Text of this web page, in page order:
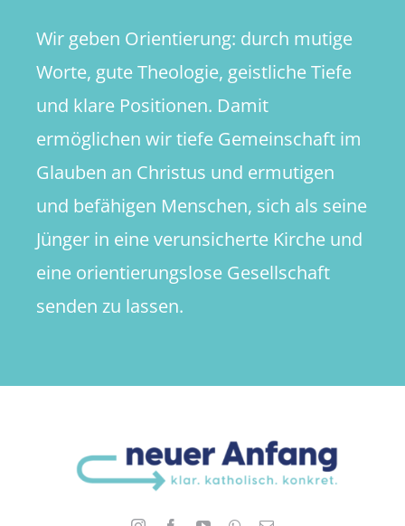
Wir geben Orientierung: durch mutige
Worte, gute Theologie, geistliche Tiefe
und klare Positionen. Damit
ermöglichen wir tiefe Gemeinschaft im
Glauben an Christus und ermutigen
und befähigen Menschen, sich als seine
Jünger in eine verunsicherte Kirche und
eine orientierungslose Gesellschaft
senden zu lassen.